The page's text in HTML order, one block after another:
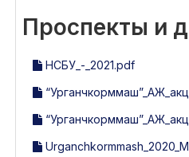
Проспекты и
НСБУ_-_2021.pdf